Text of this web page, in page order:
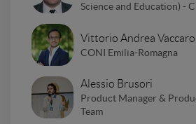
Science and Education) -
Vittorio Andrea Vaccaro
CONI Emilia-Romagna
Alessio Brusori
Product Manager &
Team